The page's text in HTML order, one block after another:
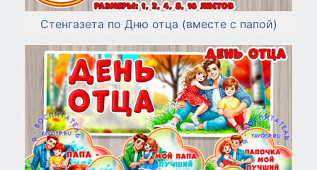
Стенгазета по Дню отца (вместе с папой)